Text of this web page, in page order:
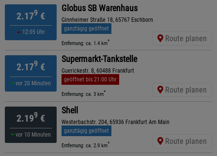
2.179 €
12:05 Uhr
Globus SB Warenhaus
Ginnheimer Straße 18, 65767 Eschborn
ganztägig geöffnet
Entfernung: ca. 1.4 km* Route planen
2.179 €
vor 20 Minuten
Supermarkt-Tankstelle
Guerickestr. 8, 60488 Frankfurt
geöffnet bis 21:00 Uhr
Entfernung: ca. 3 km* Route planen
2.199 €
vor 10 Minuten
Shell
Westerbachstr. 204, 65936 Frankfurt Am Main
ganztägig geöffnet
Entfernung: ca. 2.9 km* Route planen